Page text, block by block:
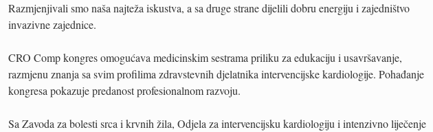
Razmjenjivali smo naša najteža iskustva, a sa druge strane dijelili dobru energiju i zajedništvo
invazivne zajednice.
CRO Comp kongres omogućava medicinskim sestrama priliku za edukaciju i usavršavanje,
razmjenu znanja sa svim profilima zdravstevnih djelatnika intervencijske kardiologije. Pohađanje
kongresa pokazuje predanost profesionalnom razvoju.
Sa Zavoda za bolesti srca i krvnih žila, Odjela za intervencijsku kardiologiju i intenzivno liječenje